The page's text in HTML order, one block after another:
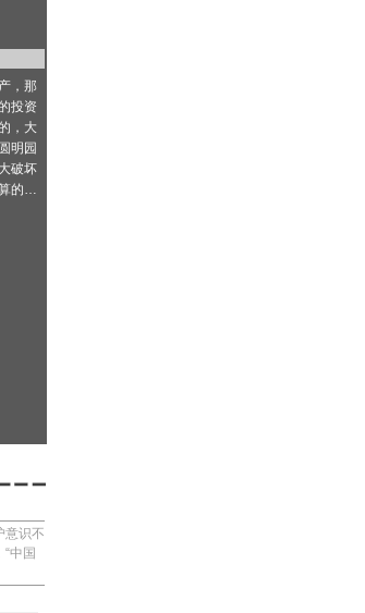
，那
投资
，大
明园
破坏
的…
意识不
中国